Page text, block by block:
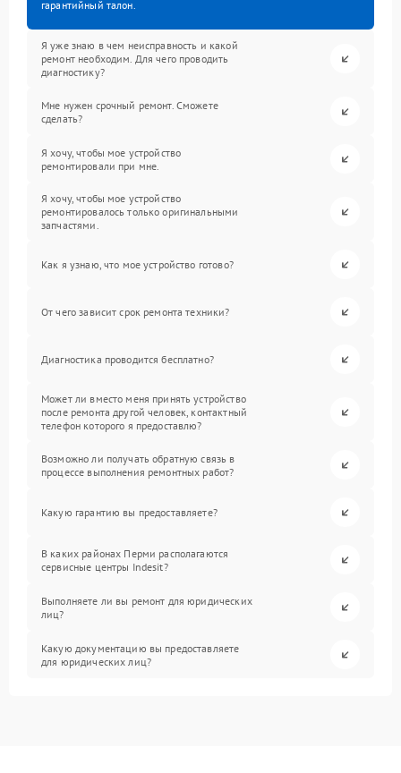
гарантийный талон.
Я уже знаю в чем неисправность и какой
ремонт необходим. Для чего проводить
диагностику?
Мне нужен срочный ремонт. Сможете
сделать?
Я хочу, чтобы мое устройство
ремонтировали при мне.
Я хочу, чтобы мое устройство
ремонтировалось только оригинальными
запчастями.
Как я узнаю, что мое устройство готово?
От чего зависит срок ремонта техники?
Диагностика проводится бесплатно?
Может ли вместо меня принять устройство
после ремонта другой человек, контактный
телефон которого я предоставлю?
Возможно ли получать обратную связь в
процессе выполнения ремонтных работ?
Какую гарантию вы предоставляете?
В каких районах Перми располагаются
сервисные центры Indesit?
Выполняете ли вы ремонт для юридических
лиц?
Какую документацию вы предоставляете
для юридических лиц?